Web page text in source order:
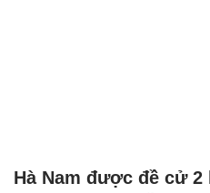
Hà Nam được đề cử 2